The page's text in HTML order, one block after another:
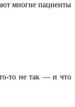
многие пациенты
то не так — и что